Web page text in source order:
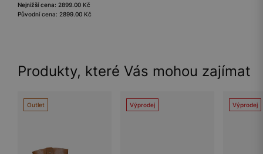
Nejnižší cena: 2899.00 Kč
Původní cena: 2899.00 Kč
Produkty, které Vás mohou zajímat
Outlet Výprodej Výprodej